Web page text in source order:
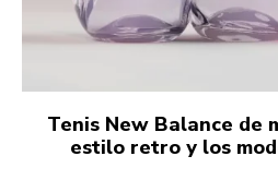
Tenis New Balance de
estilo retro y los